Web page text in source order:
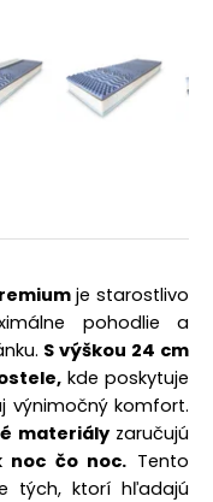
A
O
je starostlivo
pohodlie a
S výškou 24 cm
kde poskytuje
výnimočný komfort.
materiályzaručujú
noc čo noc. Tento
tých, ktorí hľadajú